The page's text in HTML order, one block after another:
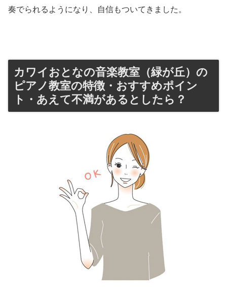
奏でられるようになり、自信もついてきました。
カワイおとなの音楽教室（緑が丘）の
ピアノ教室の特徴・おすすめポイン
ト・あえて不満があるとしたら？